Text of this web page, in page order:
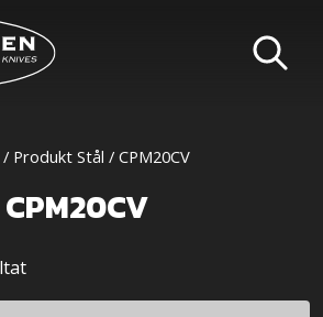
/ Produkt Stål / CPM20CV
CPM20CV